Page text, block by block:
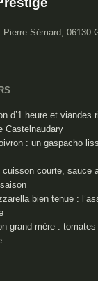
Pierre Sémard, 06130
d’1 heure et viandes
Castelnaudary
: un gaspacho
courte, sauce
bien tenue :
grand-mère :